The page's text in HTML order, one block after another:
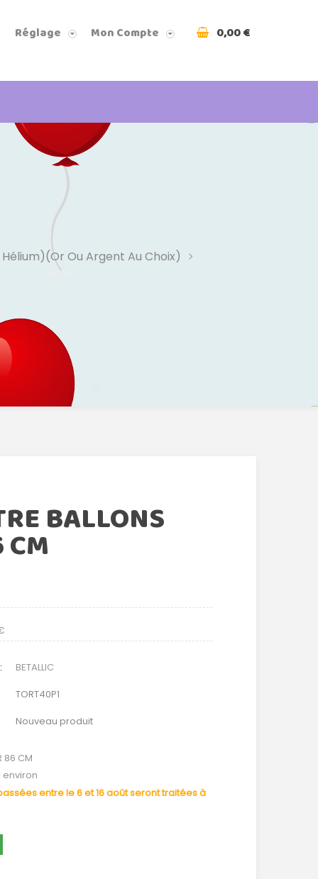
Réglage Mon Compte 0,00 €
Ou Argent Au Choix)
BALLONS
BETALLIC
TORT40P1
Nouveau produit
86 CM
environ
entre le 6 et 16 août seront traitées à